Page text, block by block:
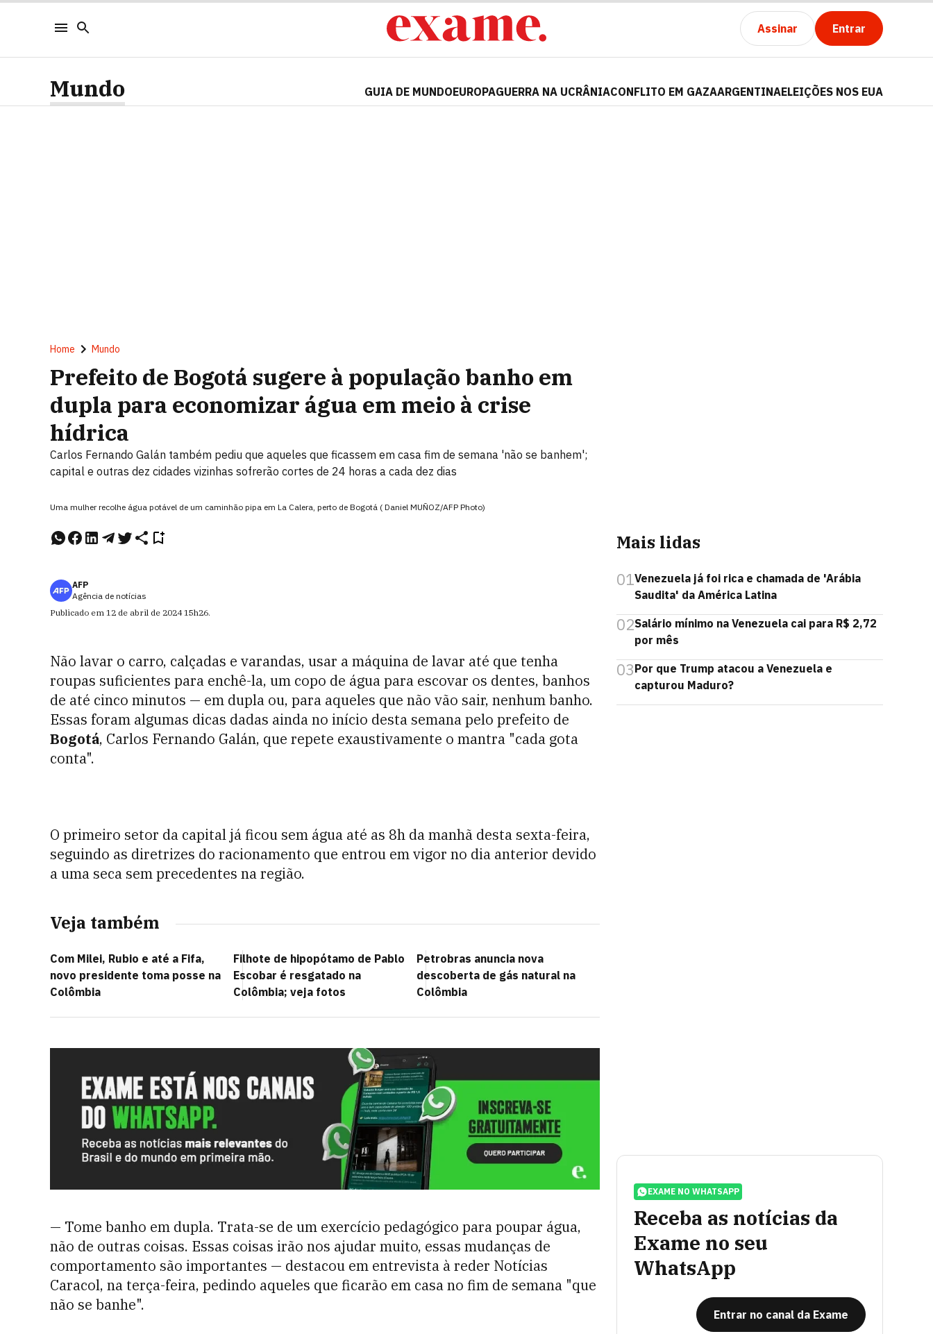
Assinar Entrar
Mundo GUIA DE MUNDOEUROPAGUERRA NA UCRÂNIACONFLITO EM GAZAARGENTINAELEIÇÕES NOS EUA
Home Mundo
Prefeito de Bogotá sugere à população banho em
dupla para economizar água em meio à crise
hídrica
Carlos Fernando Galán também pediu que aqueles que ficassem em casa fim de semana 'não se banhem';
capital e outras dez cidades vizinhas sofrerão cortes de 24 horas a cada dez dias
Uma mulher recolhe água potável de um caminhão pipa em La Calera, perto de Bogotá ( Daniel MUÑOZ/AFP Photo)
AFP
Agência de notícias
Publicado em 12 de abril de 2024 15h26.
Não lavar o carro, calçadas e varandas, usar a máquina de lavar até que tenha
roupas suficientes para enchê-la, um copo de água para escovar os dentes, banhos
de até cinco minutos — em dupla ou, para aqueles que não vão sair, nenhum banho.
Essas foram algumas dicas dadas ainda no início desta semana pelo prefeito de
Bogotá, Carlos Fernando Galán, que repete exaustivamente o mantra "cada gota
conta".
O primeiro setor da capital já ficou sem água até as 8h da manhã desta sexta-feira,
seguindo as diretrizes do racionamento que entrou em vigor no dia anterior devido
a uma seca sem precedentes na região.
Veja também
Com Milei, Rubio e até a Fifa,
novo presidente toma posse na
Colômbia
Filhote de hipopótamo de Pablo
Escobar é resgatado na
Colômbia; veja fotos
Petrobras anuncia nova
descoberta de gás natural na
Colômbia
— Tome banho em dupla. Trata-se de um exercício pedagógico para poupar água,
não de outras coisas. Essas coisas irão nos ajudar muito, essas mudanças de
comportamento são importantes — destacou em entrevista à reder Notícias
Caracol, na terça-feira, pedindo aqueles que ficarão em casa no fim de semana "que
não se banhe".
Mais lidas
01Venezuela já foi rica e chamada de 'Arábia
Saudita' da América Latina
02Salário mínimo na Venezuela cai para R$ 2,72
por mês
03Por que Trump atacou a Venezuela e
capturou Maduro?
EXAME NO WHATSAPP
Receba as notícias da
Exame no seu
WhatsApp
Entrar no canal da Exame